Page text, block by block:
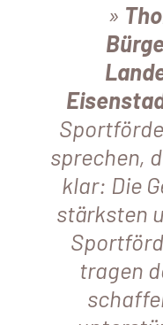
sprechen,
klar: Die
stärksten
tragen